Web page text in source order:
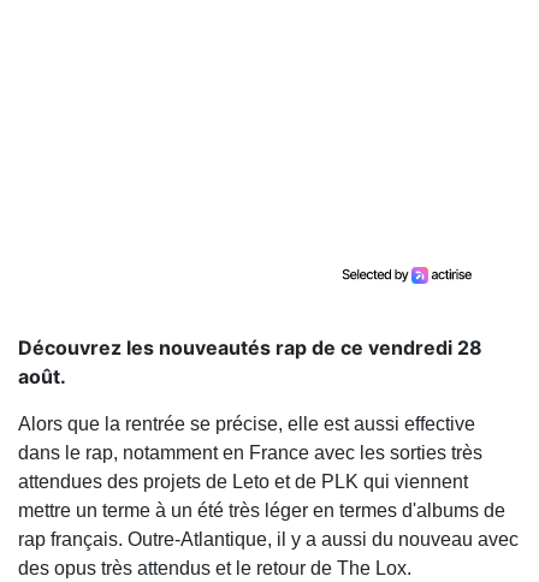
Découvrez les nouveautés rap de ce vendredi 28
août.
Alors que la rentrée se précise, elle est aussi effective
dans le rap, notamment en France avec les sorties très
attendues des projets de Leto et de PLK qui viennent
mettre un terme à un été très léger en termes d'albums de
rap français. Outre-Atlantique, il y a aussi du nouveau avec
des opus très attendus et le retour de The Lox.